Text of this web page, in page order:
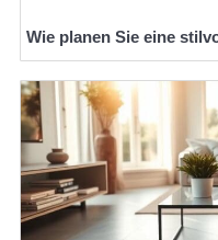
Wie planen Sie eine